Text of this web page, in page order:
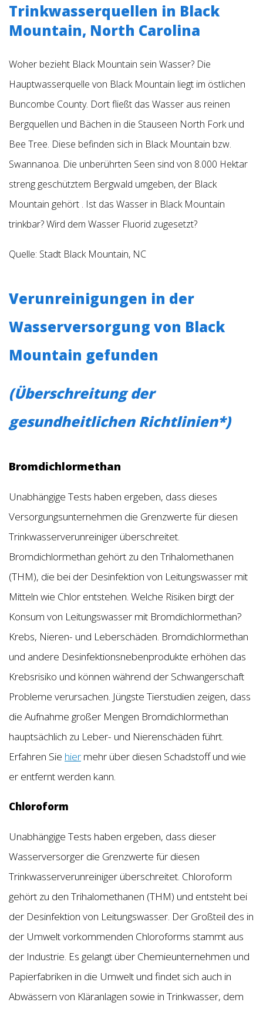
Trinkwasserquellen in Black
Mountain, North Carolina
Woher bezieht Black Mountain sein Wasser? Die
Hauptwasserquelle von Black Mountain liegt im östlichen
Buncombe County. Dort fließt das Wasser aus reinen
Bergquellen und Bächen in die Stauseen North Fork und
Bee Tree. Diese befinden sich in Black Mountain bzw.
Swannanoa. Die unberührten Seen sind von 8.000 Hektar
streng geschütztem Bergwald umgeben, der Black
Mountain gehört . Ist das Wasser in Black Mountain
trinkbar? Wird dem Wasser Fluorid zugesetzt?
Quelle: Stadt Black Mountain, NC
Verunreinigungen in der
Wasserversorgung von Black
Mountain gefunden
(Überschreitung der
gesundheitlichen Richtlinien*)
Bromdichlormethan
Unabhängige Tests haben ergeben, dass dieses
Versorgungsunternehmen die Grenzwerte für diesen
Trinkwasserverunreiniger überschreitet.
Bromdichlormethan gehört zu den Trihalomethanen
(THM), die bei der Desinfektion von Leitungswasser mit
Mitteln wie Chlor entstehen. Welche Risiken birgt der
Konsum von Leitungswasser mit Bromdichlormethan?
Krebs, Nieren- und Leberschäden. Bromdichlormethan
und andere Desinfektionsnebenprodukte erhöhen das
Krebsrisiko und können während der Schwangerschaft
Probleme verursachen. Jüngste Tierstudien zeigen, dass
die Aufnahme großer Mengen Bromdichlormethan
hauptsächlich zu Leber- und Nierenschäden führt.
Erfahren Sie hier mehr über diesen Schadstoff und wie
er entfernt werden kann.
Chloroform
Unabhängige Tests haben ergeben, dass dieser
Wasserversorger die Grenzwerte für diesen
Trinkwasserverunreiniger überschreitet. Chloroform
gehört zu den Trihalomethanen (THM) und entsteht bei
der Desinfektion von Leitungswasser. Der Großteil des in
der Umwelt vorkommenden Chloroforms stammt aus
der Industrie. Es gelangt über Chemieunternehmen und
Papierfabriken in die Umwelt und findet sich auch in
Abwässern von Kläranlagen sowie in Trinkwasser, dem